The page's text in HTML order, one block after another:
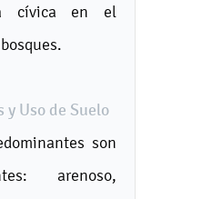
cívica en el
y Uso de Suelo
son
arenoso,